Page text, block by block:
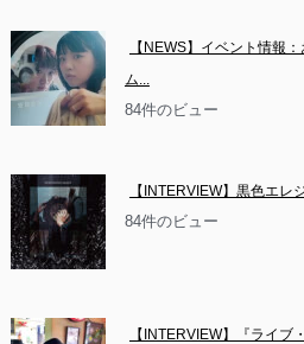
【NEWS】イベント情報
ム...
84件のビュー
【INTERVIEW】黒色エ
84件のビュー
【INTERVIEW】『ライ